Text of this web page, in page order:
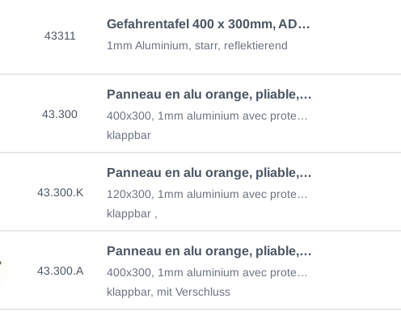
43311
Gefahrentafel 400 x 300mm, ADR/GGVS 43311
1mm Aluminium, starr, reflektierend
43.300
Panneau en alu orange, pliable, avec sac
400x300, 1mm aluminium avec protection des bords, vertical
klappbar
43.300.K
Panneau en alu orange, pliable, réfléchissant
120x300, 1mm aluminium avec protection des bords
klappbar ,
43.300.A
Panneau en alu orange, pliable, réfléchissant, sans sac
400x300, 1mm aluminium avec protection des bords, vertical
klappbar, mit Verschluss